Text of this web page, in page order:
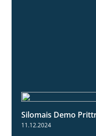
Silomais Demo
11.12.2024